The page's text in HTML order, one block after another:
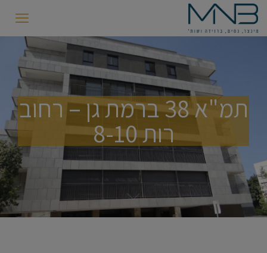
תמ"א 38 ברמת גן – רחוב
רות 8-10